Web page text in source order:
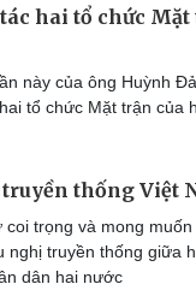
hai tổ chức
này của ông Huỳnh
tổ chức Mặt trận của
truyền thống Việt
coi trọng và mong
nghị truyền thống giữa
dân hai nước